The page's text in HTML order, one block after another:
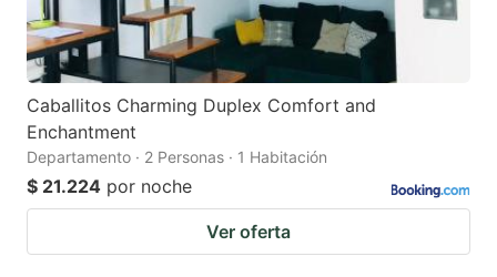
Caballitos Charming Duplex Comfort and
Enchantment
Departamento · 2 Personas · 1 Habitación
$ 21.224 por noche
Ver oferta